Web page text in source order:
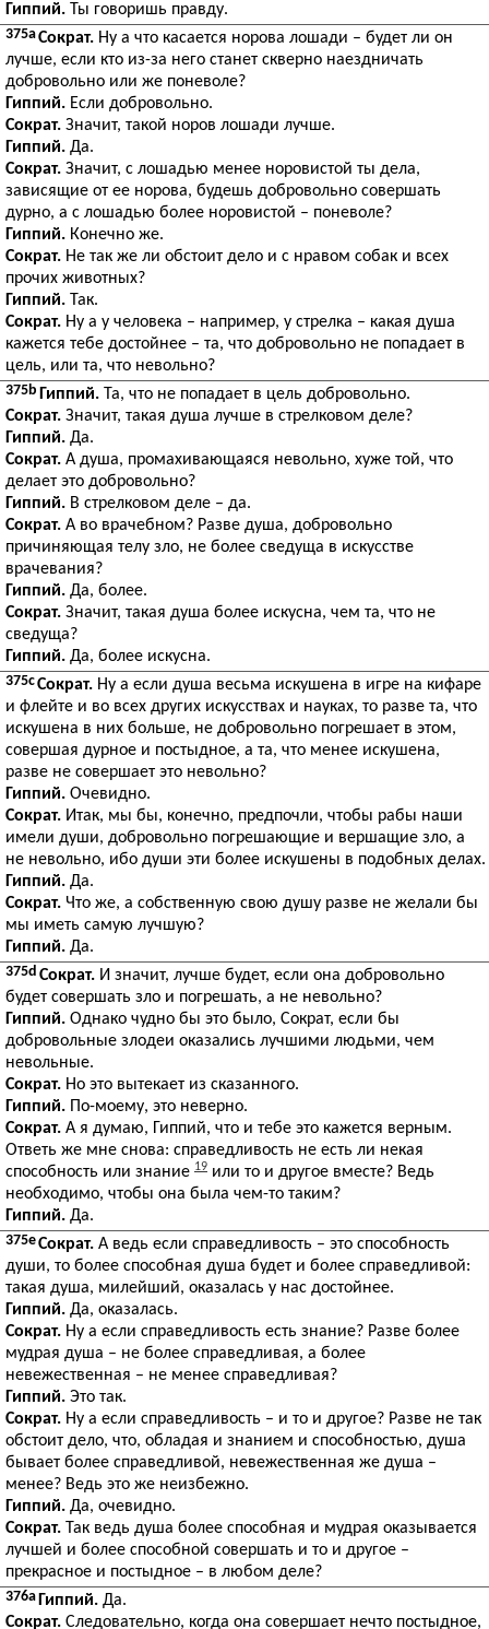
Гиппий. Ты говоришь правду.
375aСократ. Ну а что касается норова лошади – будет ли он
лучше, если кто из-за него станет скверно наездничать
добровольно или же поневоле?
Гиппий. Если добровольно.
Сократ. Значит, такой норов лошади лучше.
Гиппий. Да.
Сократ. Значит, с лошадью менее норовистой ты дела,
зависящие от ее норова, будешь добровольно совершать
дурно, а с лошадью более норовистой – поневоле?
Гиппий. Конечно же.
Сократ. Не так же ли обстоит дело и с нравом собак и всех
прочих животных?
Гиппий. Так.
Сократ. Ну а у человека – например, у стрелка – какая душа
кажется тебе достойнее – та, что добровольно не попадает в
цель, или та, что невольно?
375b Гиппий. Та, что не попадает в цель добровольно.
Сократ. Значит, такая душа лучше в стрелковом деле?
Гиппий. Да.
Сократ. А душа, промахивающаяся невольно, хуже той, что
делает это добровольно?
Гиппий. В стрелковом деле – да.
Сократ. А во врачебном? Разве душа, добровольно
причиняющая телу зло, не более сведуща в искусстве
врачевания?
Гиппий. Да, более.
Сократ. Значит, такая душа более искусна, чем та, что не
сведуща?
Гиппий. Да, более искусна.
375cСократ. Ну а если душа весьма искушена в игре на кифаре
и флейте и во всех других искусствах и науках, то разве та, что
искушена в них больше, не добровольно погрешает в этом,
совершая дурное и постыдное, а та, что менее искушена,
разве не совершает это невольно?
Гиппий. Очевидно.
Сократ. Итак, мы бы, конечно, предпочли, чтобы рабы наши
имели души, добровольно погрешающие и вершащие зло, а
не невольно, ибо души эти более искушены в подобных делах.
Гиппий. Да.
Сократ. Что же, а собственную свою душу разве не желали бы
мы иметь самую лучшую?
Гиппий. Да.
375d Сократ. И значит, лучше будет, если она добровольно
будет совершать зло и погрешать, а не невольно?
Гиппий. Однако чудно бы это было, Сократ, если бы
добровольные злодеи оказались лучшими людьми, чем
невольные.
Сократ. Но это вытекает из сказанного.
Гиппий. По-моему, это неверно.
Сократ. А я думаю, Гиппий, что и тебе это кажется верным.
Ответь же мне снова: справедливость не есть ли некая
способность или знание 19 или то и другое вместе? Ведь
необходимо, чтобы она была чем-то таким?
Гиппий. Да.
375eСократ. А ведь если справедливость – это способность
души, то более способная душа будет и более справедливой:
такая душа, милейший, оказалась у нас достойнее.
Гиппий. Да, оказалась.
Сократ. Ну а если справедливость есть знание? Разве более
мудрая душа – не более справедливая, а более
невежественная – не менее справедливая?
Гиппий. Это так.
Сократ. Ну а если справедливость – и то и другое? Разве не так
обстоит дело, что, обладая и знанием и способностью, душа
бывает более справедливой, невежественная же душа –
менее? Ведь это же неизбежно.
Гиппий. Да, очевидно.
Сократ. Так ведь душа более способная и мудрая оказывается
лучшей и более способной совершать и то и другое –
прекрасное и постыдное – в любом деле?
376a Гиппий. Да.
Сократ. Следовательно, когда она совершает нечто постыдное,